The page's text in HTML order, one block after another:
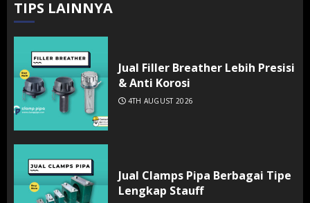
TIPS LAINNYA
Jual Filler Breather Lebih Presisi
& Anti Korosi
4TH AUGUST 2026
Jual Clamps Pipa Berbagai Tipe
Lengkap Stauff